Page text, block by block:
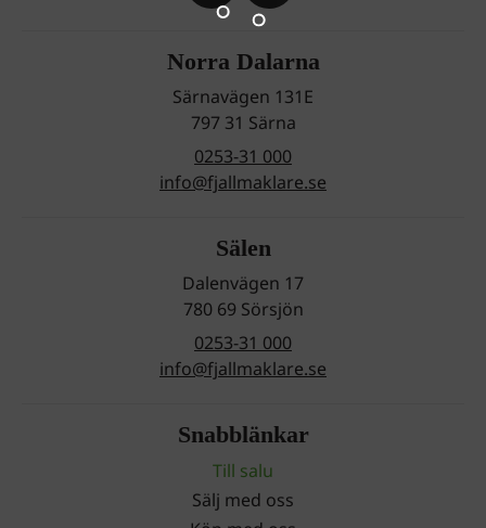
Norra Dalarna
Särnavägen 131E
797 31 Särna
0253-31 000
info@fjallmaklare.se
Sälen
Dalenvägen 17
780 69 Sörsjön
0253-31 000
info@fjallmaklare.se
Snabblänkar
Till salu
Sälj med oss